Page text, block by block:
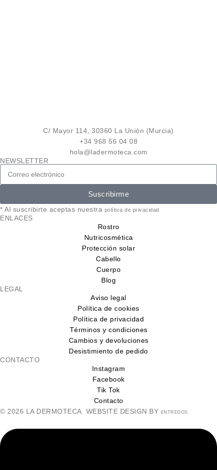
C/ Mayor 114, 30360 La Unión (Murcia)
+34 968 56 04 08
hola@ladermoteca.com
NEWSLETTER
Suscribirme
* Al suscribirte aceptas nuestra política de privacidad
ENLACES
Rostro
Nutricosmética
Protección solar
Cabello
Cuerpo
Blog
LEGAL
Aviso legal
Política de cookies
Política de privacidad
Términos y condiciones
Cambios y devoluciones
Desistimiento de pedido
CONTACTO
Instagram
Facebook
Tik Tok
Contacto
© 2026 LA DERMOTECA. WEBSITE DESIGN BY ENTREDOS